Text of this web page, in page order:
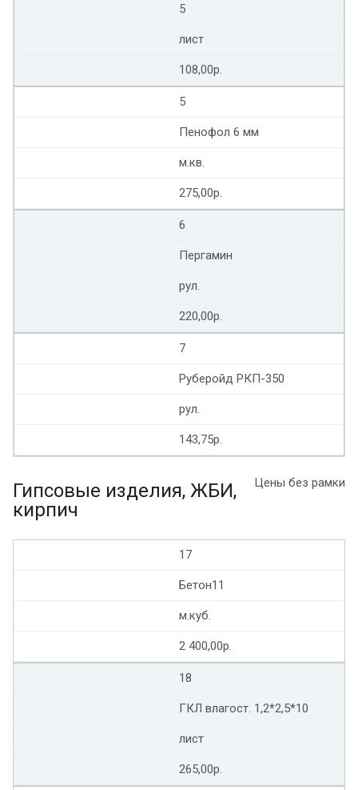
5
лист
108,00р.
5
Пенофол 6 мм
м.кв.
275,00р.
6
Пергамин
рул.
220,00р.
7
Руберойд РКП-350
рул.
143,75р.
Цены без рамки
Гипсовые изделия, ЖБИ,
кирпич
17
Бетон11
м.куб.
2 400,00р.
18
ГКЛ влагост. 1,2*2,5*10
лист
265,00р.